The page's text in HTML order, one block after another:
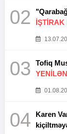
02
03
04
Karen